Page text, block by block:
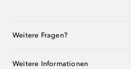
Weitere Fragen?
Weitere Informationen